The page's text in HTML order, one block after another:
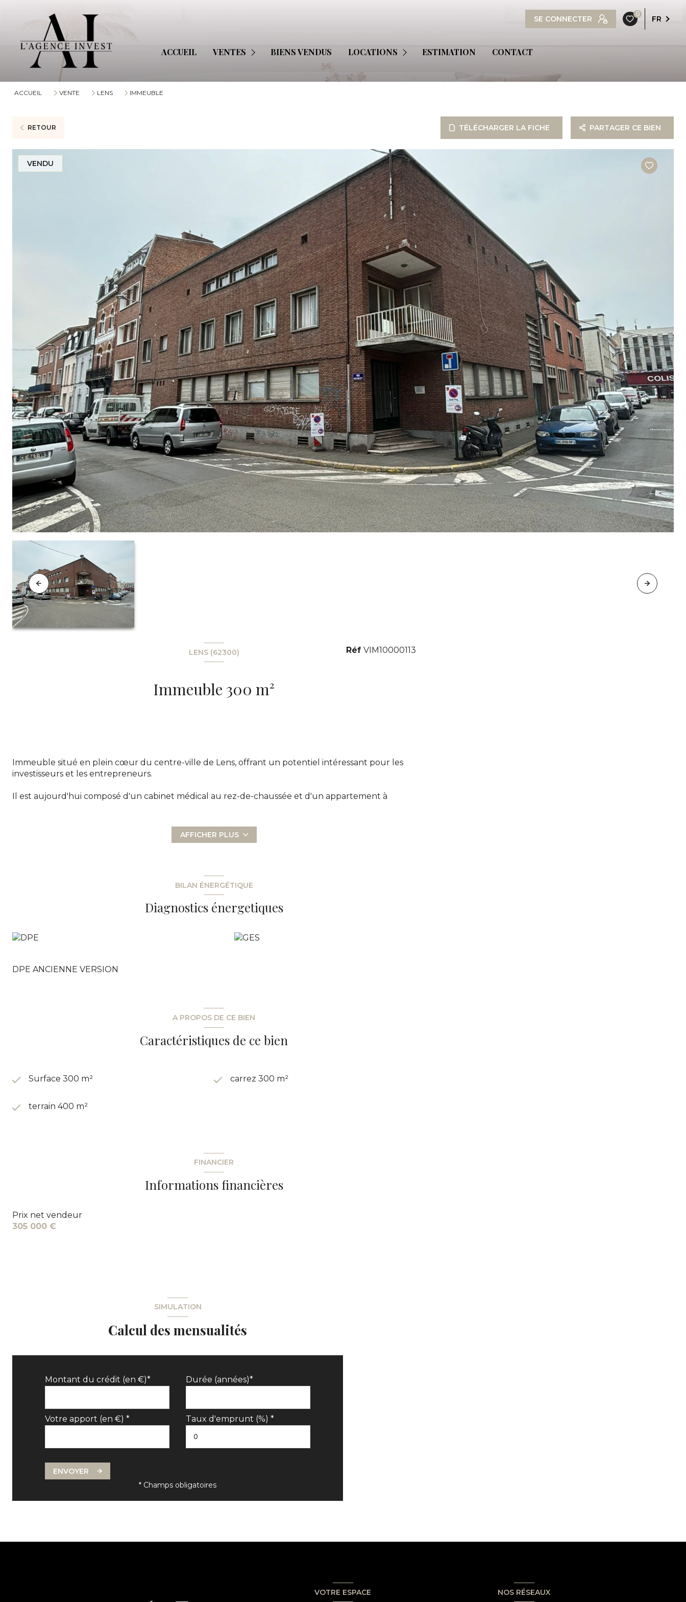
SE CONNECTER
0
FR
ACCUEIL VENTES
INTERNATIONAL
BIENS VENDUS LOCATIONS
LOCAL PROFESSIONNEL
APPARTEMENT
ESTIMATION CONTACT
ACCUEIL VENTE LENS IMMEUBLE
RETOUR TÉLÉCHARGER LA FICHE PARTAGER CE BIEN
VENDU
LENS (62300)
Immeuble 300 m²
Réf VIM10000113
Immeuble situé en plein cœur du centre-ville de Lens, offrant un potentiel intéressant pour les
investisseurs et les entrepreneurs.
Il est aujourd'hui composé d'un cabinet médical au rez-de-chaussée et d'un appartement à
Le rez-de-chaussée abrite un grand espace de bureaux, offrant la possibilité d'accueillir plusieurs
L'immeuble, qui nécessite des travaux de rafraichissement, dispose également d'une cour
aménagée, pouvant servir d'espace extérieur et/ou de parking.
AFFICHER PLUS
BILAN ÉNERGÉTIQUE
Diagnostics énergetiques
DPE ANCIENNE VERSION
A PROPOS DE CE BIEN
Caractéristiques de ce bien
Surface 300 m² carrez 300 m²
terrain 400 m²
FINANCIER
Informations financières
Prix net vendeur
305 000 €
SIMULATION
Calcul des mensualités
Montant du crédit (en €)* Durée (années)*
Votre apport (en €) * Taux d'emprunt (%) *
ENVOYER
* Champs obligatoires
VOTRE ESPACE NOS RÉSEAUX